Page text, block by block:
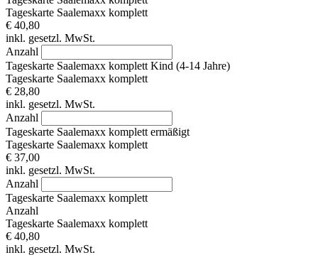
Tageskarte Saalemaxx komplett
€ 40,80
inkl. gesetzl. MwSt.
Anzahl
Tageskarte Saalemaxx komplett Kind (4-14 Jahre)
Tageskarte Saalemaxx komplett
€ 28,80
inkl. gesetzl. MwSt.
Anzahl
Tageskarte Saalemaxx komplett ermäßigt
Tageskarte Saalemaxx komplett
€ 37,00
inkl. gesetzl. MwSt.
Anzahl
Tageskarte Saalemaxx komplett
Anzahl
Tageskarte Saalemaxx komplett
€ 40,80
inkl. gesetzl. MwSt.